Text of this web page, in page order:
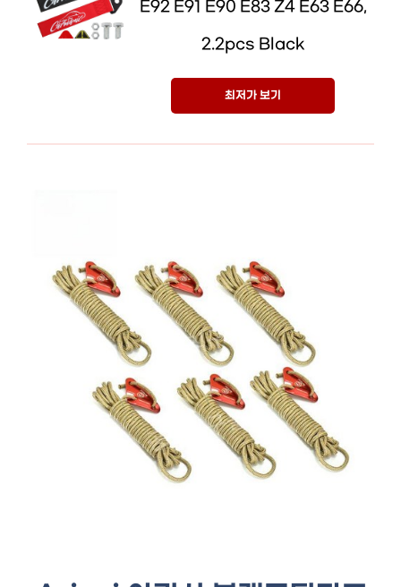
E92 E91 E90 E83 Z4 E63 E66,
2.2pcs Black
최저가 보기